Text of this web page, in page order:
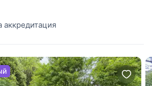
поселке Millennium Park. Объект
из самых престижных направлений
от МКАД по Новорижскому шоссе.
аккредитация